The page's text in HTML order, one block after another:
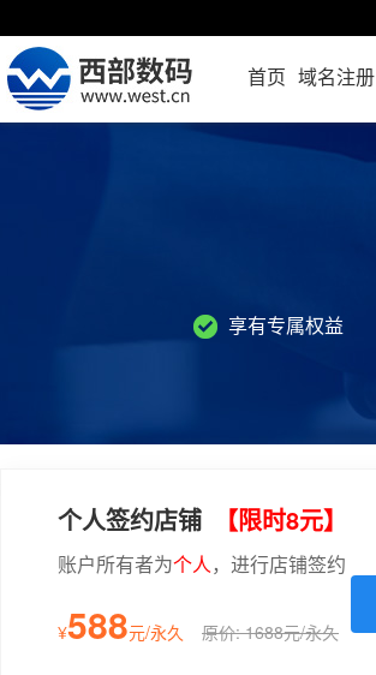
首页 域名注册
享有专属权益
个人签约店铺 【限时8元】
账户所有者为个人，进行店铺签约
¥588元/永久 原价: 1688元/永久